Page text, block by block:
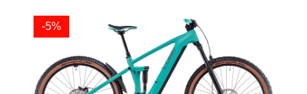
-5%